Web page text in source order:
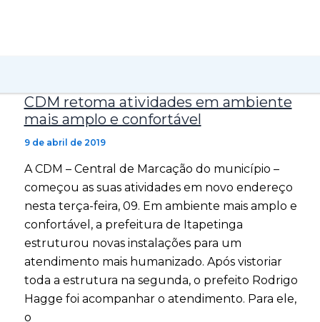
CDM retoma atividades em ambiente
mais amplo e confortável
9 de abril de 2019
A CDM – Central de Marcação do município –
começou as suas atividades em novo endereço
nesta terça-feira, 09. Em ambiente mais amplo e
confortável, a prefeitura de Itapetinga
estruturou novas instalações para um
atendimento mais humanizado. Após vistoriar
toda a estrutura na segunda, o prefeito Rodrigo
Hagge foi acompanhar o atendimento. Para ele,
o